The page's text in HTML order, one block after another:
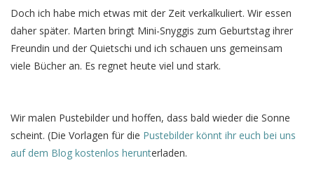
Doch ich habe mich etwas mit der Zeit verkalkuliert. Wir essen
daher später. Marten bringt Mini-Snyggis zum Geburtstag ihrer
Freundin und der Quietschi und ich schauen uns gemeinsam
viele Bücher an. Es regnet heute viel und stark.
Wir malen Pustebilder und hoffen, dass bald wieder die Sonne
scheint. (Die Vorlagen für die Pustebilder könnt ihr euch bei uns
auf dem Blog kostenlos herunterladen.